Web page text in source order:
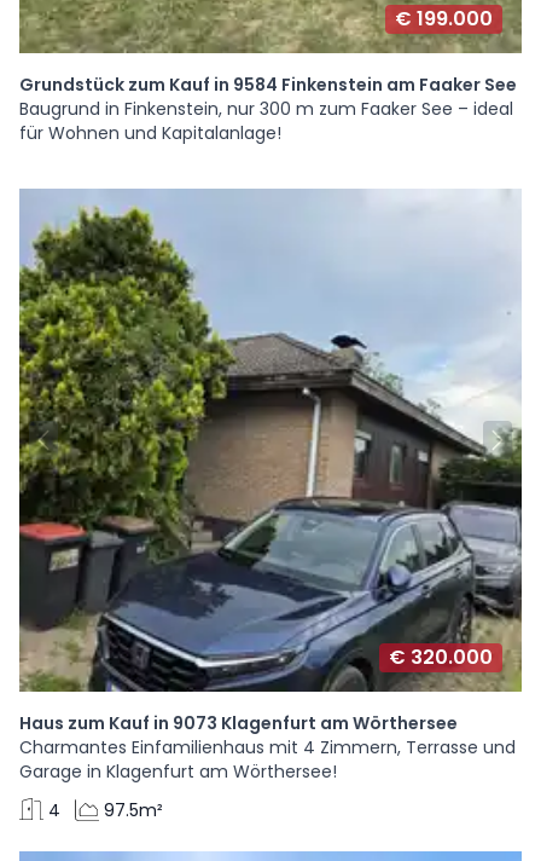
€ 199.000
Grundstück zum Kauf in 9584 Finkenstein am Faaker See
Baugrund in Finkenstein, nur 300 m zum Faaker See – ideal
für Wohnen und Kapitalanlage!
€ 320.000
Haus zum Kauf in 9073 Klagenfurt am Wörthersee
Charmantes Einfamilienhaus mit 4 Zimmern, Terrasse und
Garage in Klagenfurt am Wörthersee!
4
97.5m²